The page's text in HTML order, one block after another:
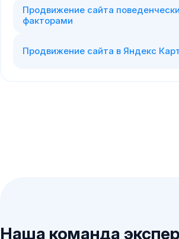
Продвижение сайта
факторами
Продвижение сайта в Яндекс
Наша команда